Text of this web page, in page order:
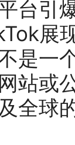
台引
展
是一
站或
全球